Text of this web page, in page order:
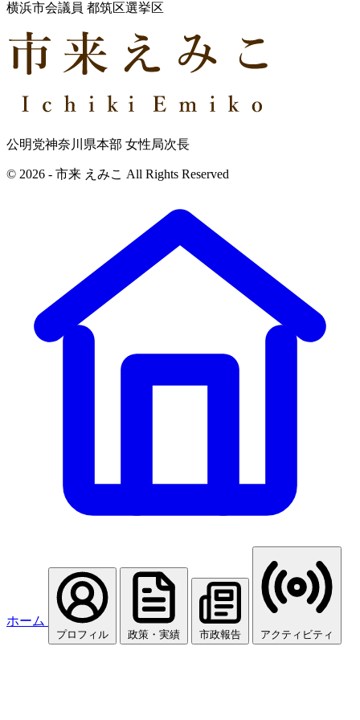
横浜市会議員 都筑区選挙区
公明党神奈川県本部 女性局次長
© 2026 - 市来 えみこ All Rights Reserved
ホーム
プロフィル 政策・実績 市政報告 アクティビティ